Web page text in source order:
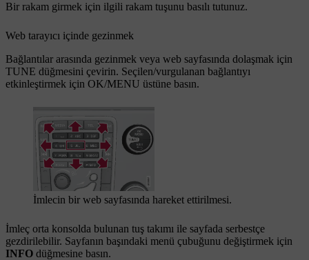
Bir rakam girmek için ilgili rakam tuşunu basılı tutunuz.
Web tarayıcı içinde gezinmek
Bağlantılar arasında gezinmek veya web sayfasında dolaşmak için
TUNE düğmesini çevirin. Seçilen/vurgulanan bağlantıyı
etkinleştirmek için OK/MENU üstüne basın.
İmlecin bir web sayfasında hareket ettirilmesi.
İmleç orta konsolda bulunan tuş takımı ile sayfada serbestçe
gezdirilebilir. Sayfanın başındaki menü çubuğunu değiştirmek için
INFO düğmesine basın.